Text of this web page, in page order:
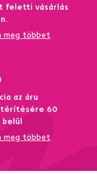
feletti vásárlás
meg többet
az áru
60
belül
meg többet